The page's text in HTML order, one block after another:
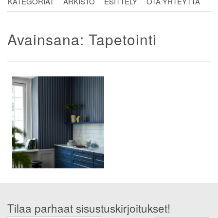
Avainsana: Tapetointi
Tilaa parhaat sisustuskirjoitukset!